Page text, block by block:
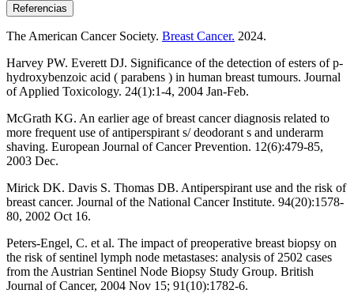
Referencias
The American Cancer Society. Breast Cancer. 2024.
Harvey PW. Everett DJ. Significance of the detection of esters of p-
hydroxybenzoic acid ( parabens ) in human breast tumours. Journal
of Applied Toxicology. 24(1):1-4, 2004 Jan-Feb.
McGrath KG. An earlier age of breast cancer diagnosis related to
more frequent use of antiperspirant s/ deodorant s and underarm
shaving. European Journal of Cancer Prevention. 12(6):479-85,
2003 Dec.
Mirick DK. Davis S. Thomas DB. Antiperspirant use and the risk of
breast cancer. Journal of the National Cancer Institute. 94(20):1578-
80, 2002 Oct 16.
Peters-Engel, C. et al. The impact of preoperative breast biopsy on
the risk of sentinel lymph node metastases: analysis of 2502 cases
from the Austrian Sentinel Node Biopsy Study Group. British
Journal of Cancer, 2004 Nov 15; 91(10):1782-6.